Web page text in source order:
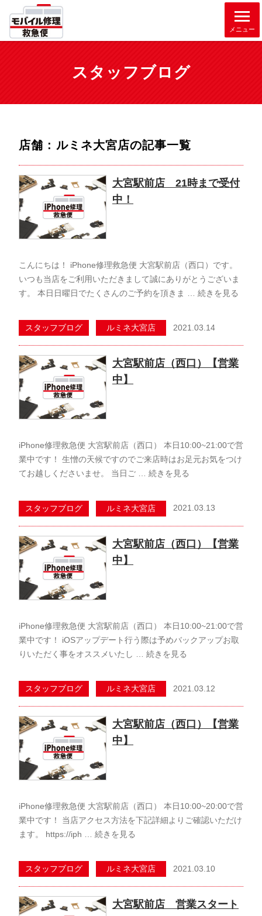
メニュー
スタッフブログ
店舗 : ルミネ大宮店の記事一覧
大宮駅前店 21時まで受付
中！
こんにちは！ iPhone修理救急便 大宮駅前店（西口）です。
いつも当店をご利用いただきまして誠にありがとうございま
す。 本日日曜日でたくさんのご予約を頂きま … 続きを見る
スタッフブログ ルミネ大宮店 2021.03.14
大宮駅前店（西口）【営業
中】
iPhone修理救急便 大宮駅前店（西口） 本日10:00~21:00で営
業中です！ 生憎の天候ですのでご来店時はお足元お気をつけ
てお越しくださいませ。 当日ご … 続きを見る
スタッフブログ ルミネ大宮店 2021.03.13
大宮駅前店（西口）【営業
中】
iPhone修理救急便 大宮駅前店（西口） 本日10:00~21:00で営
業中です！ iOSアップデート行う際は予めバックアップお取
りいただく事をオススメいたし … 続きを見る
スタッフブログ ルミネ大宮店 2021.03.12
大宮駅前店（西口）【営業
中】
iPhone修理救急便 大宮駅前店（西口） 本日10:00~20:00で営
業中です！ 当店アクセス方法を下記詳細よりご確認いただけ
ます。 https://iph … 続きを見る
スタッフブログ ルミネ大宮店 2021.03.10
大宮駅前店 営業スタート